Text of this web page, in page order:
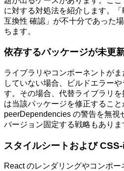
に対する対処法を紹介します。
互換性 確認」が不十分であった
ちます。
依存するパッケージが未更
ライブラリやコンポーネントが
していない場合、ビルドエラー
す。その場合、代替ライブラリ
は当該パッケージを修正するこ
peerDependencies の警告を無視
バージョン固定する戦略もありま
スタイルシートおよび
React のレンダリングやコンポー